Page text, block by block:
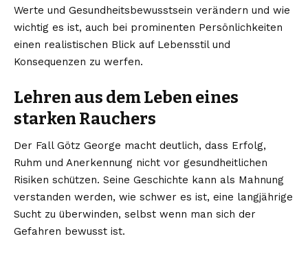
Werte und Gesundheitsbewusstsein verändern und wie
wichtig es ist, auch bei prominenten Persönlichkeiten
einen realistischen Blick auf Lebensstil und
Konsequenzen zu werfen.
Lehren aus dem Leben eines
starken Rauchers
Der Fall Götz George macht deutlich, dass Erfolg,
Ruhm und Anerkennung nicht vor gesundheitlichen
Risiken schützen. Seine Geschichte kann als Mahnung
verstanden werden, wie schwer es ist, eine langjährige
Sucht zu überwinden, selbst wenn man sich der
Gefahren bewusst ist.